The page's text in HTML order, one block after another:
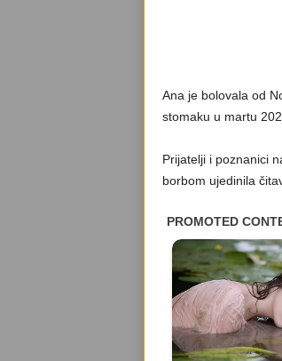
Ana je bolovala od
stomaku u martu
Prijatelji i poznanici
borbom ujedinila